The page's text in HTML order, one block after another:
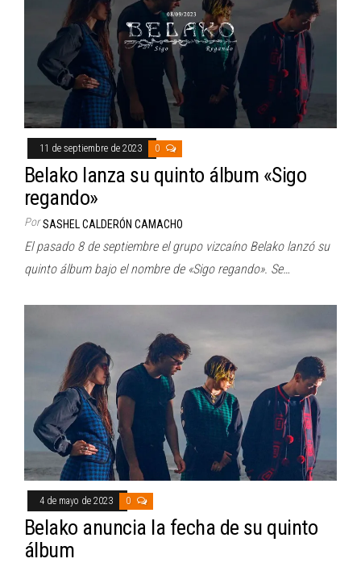
11 de septiembre de 2023 0
Belako lanza su quinto álbum «Sigo
regando»
Por SASHEL CALDERÓN CAMACHO
El pasado 8 de septiembre el grupo vizcaíno Belako lanzó su
quinto álbum bajo el nombre de «Sigo regando». Se…
4 de mayo de 2023 0
Belako anuncia la fecha de su quinto
álbum